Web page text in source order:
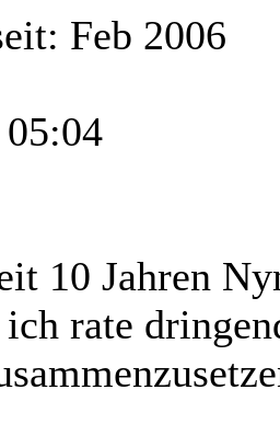
Feb 2006
10 Jahren
rate